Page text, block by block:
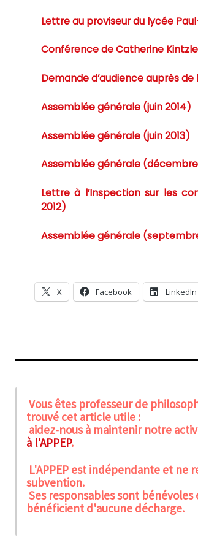
Lettre au proviseur du lycée
Conférence de Catherine
Demande d’audience auprès
Assemblée générale (juin 2014)
Assemblée générale (juin 2013)
Assemblée générale (décembre
Lettre à l’Inspection sur les
2012)
Assemblée générale
X Facebook LinkedIn
Vous êtes professeur de
trouvé cet article utile :
aidez-nous à maintenir notre
à l'APPEP.
L'APPEP est indépendante et ne
subvention.
Ses responsables sont bénévoles
bénéficient d'aucune décharge.